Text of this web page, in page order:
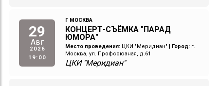
29
Авг
2026
19:00
Г МОСКВА
КОНЦЕРТ-СЪЁМКА "ПАРАД
ЮМОРА"
Место проведения: ЦКИ "Меридиан" Город: г.
Москва, ул. Профсоюзная, д.61
ЦКИ "Меридиан"